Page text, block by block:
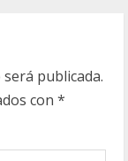
publicada.
con *